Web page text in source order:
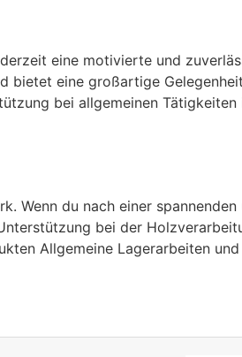
eine motivierte und
eine großartige
bei allgemeinen
Wenn du nach einer
bei der
Allgemeine Lagerarbeiten